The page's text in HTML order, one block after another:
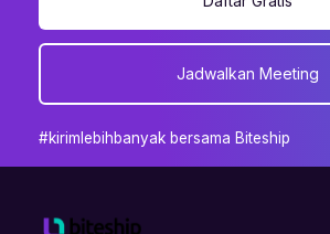
Jadwalkan Meeting
#kirimlebihbanyak bersama Biteship